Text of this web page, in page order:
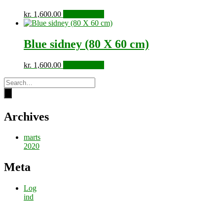
kr. 1,600.00
Blue sidney (80 X 60 cm)
kr. 1,600.00
Archives
marts
2020
Meta
Log
ind